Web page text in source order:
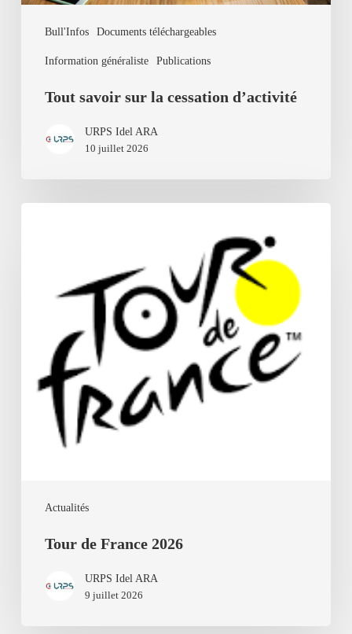
Bull'Infos Documents téléchargeables
Information généraliste Publications
Tout savoir sur la cessation d’activité
URPS Idel ARA
10 juillet 2026
Actualités
Tour de France 2026
URPS Idel ARA
9 juillet 2026